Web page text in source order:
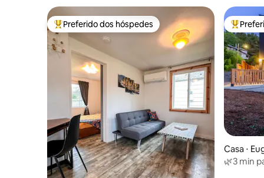
Entre os melhores preferidos dos hóspedes
Preferido dos hóspedes Entre os
Casa ⋅
🌿3 min